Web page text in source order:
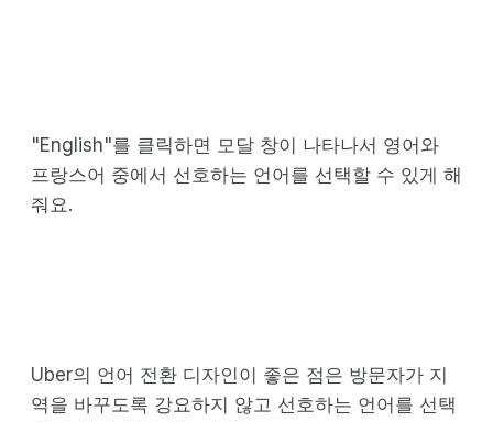
"English"를 클릭하면 모달 창이 나타나서 영어와
프랑스어 중에서 선호하는 언어를 선택할 수 있게 해
줘요.
Uber의 언어 전환 디자인이 좋은 점은 방문자가 지
역을 바꾸도록 강요하지 않고 선호하는 언어를 선택